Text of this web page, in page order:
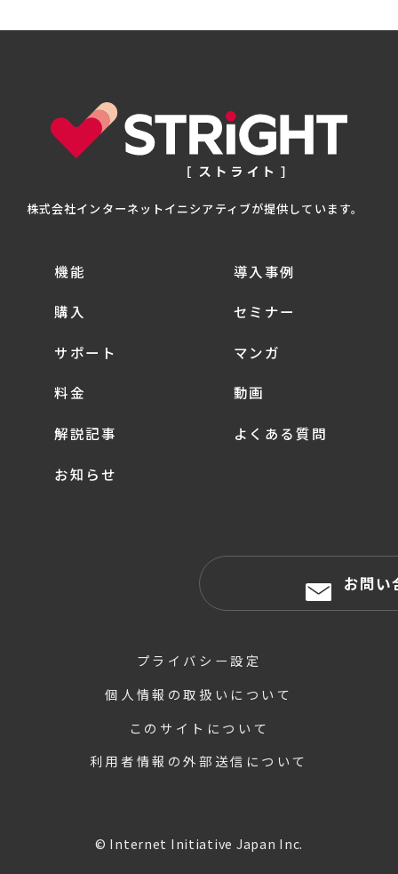
株式会社インターネットイニシアティブが提供しています。
機能
購入
サポート
料金
導入事例
セミナー
マンガ
動画
解説記事 よくある質問
お知らせ
プライバシー設定
個人情報の取扱いについて
このサイトについて
利用者情報の外部送信について
お問い
© Internet Initiative Japan Inc.